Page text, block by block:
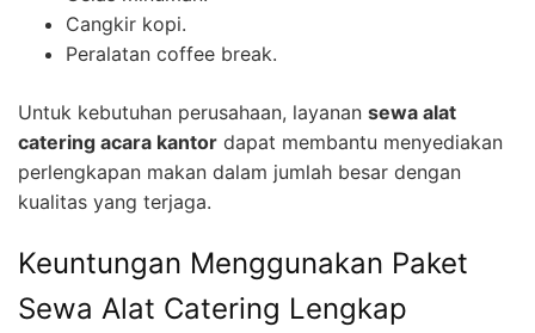
Cangkir kopi.
Peralatan coffee break.
Untuk kebutuhan perusahaan, layanan sewa alat
catering acara kantor dapat membantu menyediakan
perlengkapan makan dalam jumlah besar dengan
kualitas yang terjaga.
Keuntungan Menggunakan Paket
Sewa Alat Catering Lengkap